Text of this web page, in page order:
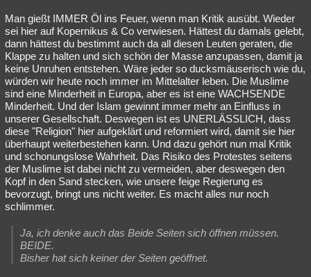
Man gießt IMMER Öl ins Feuer, wenn man Kritik ausübt. Wieder
sei hier auf Kopernikus & Co verwiesen. Hättest du damals gelebt,
dann hättest du bestimmt auch da all diesen Leuten geraten, die
Klappe zu halten und sich schön der Masse anzupassen, damit ja
keine Unruhen entstehen. Wäre jeder so ducksmäuserisch wie du,
würden wir heute noch immer im Mittelalter leben. Die Muslime
sind eine Minderheit in Europa, aber es ist eine WACHSENDE
Minderheit. Und der Islam gewinnt immer mehr an Einfluss in
unserer Gesellschaft. Deswegen ist es UNERLÄSSLICH, dass
diese "Religion" hier aufgeklärt und reformiert wird, damit sie hier
überhaupt weiterbestehen kann. Und dazu gehört nun mal Kritik
und schonungslose Wahrheit. Das Risiko des Protestes seitens
der Muslime ist dabei nicht zu vermeiden, aber deswegen den
Kopf in den Sand stecken, wie unsere feige Regierung es
bevorzugt, bringt uns nicht weiter. Es macht alles nur noch
schlimmer.
Ja, ich denke auch das Beide Seiten sich öffnen müssen.
BEIDE.
Bisher hat sich keiner der Seiten geöffnet.